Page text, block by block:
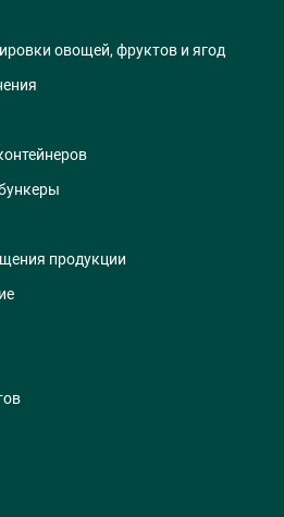
овощей, фруктов и ягод
продукции